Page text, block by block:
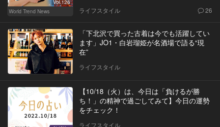
Vol.126
World Trend News
ライフスタイル 26
「下北沢で買った古着は今でも活躍してい
ます」JO1・白岩瑠姫が名酒場で語る“現
在”
ライフスタイル
【10/18（火）は、今日は「負けるが勝
ち！」の精神で過ごしてみて】今日の運勢
をチェック！
ライフスタイル